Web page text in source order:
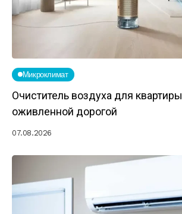
Микроклимат
Очиститель воздуха для
оживленной дорогой
07.08.2026